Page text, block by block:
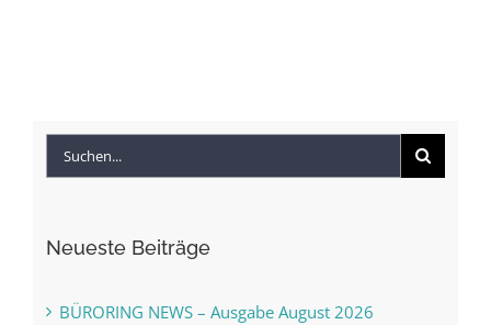
Scanner
Suche
Neueste Beiträge
BÜRORING NEWS – Ausgabe August 2026